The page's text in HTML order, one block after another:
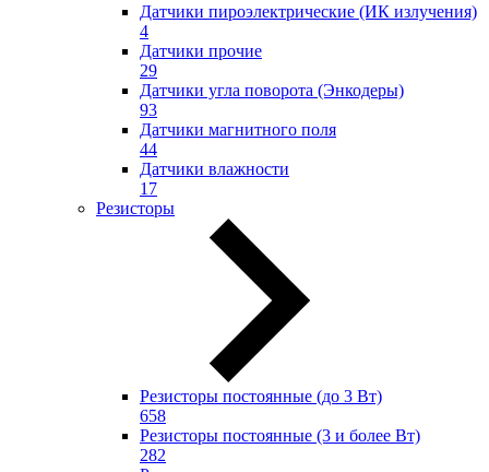
Датчики пироэлектрические (ИК излучения)
4
Датчики прочие
29
Датчики угла поворота (Энкодеры)
93
Датчики магнитного поля
44
Датчики влажности
17
Резисторы
Резисторы постоянные (до 3 Вт)
658
Резисторы постоянные (3 и более Вт)
282